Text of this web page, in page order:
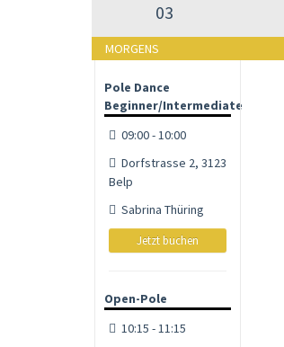
03
MORGENS
Pole Dance
Beginner/Intermediate
09:00 - 10:00
Dorfstrasse 2, 3123
Belp
Sabrina Thüring
Jetzt buchen
Open-Pole
10:15 - 11:15